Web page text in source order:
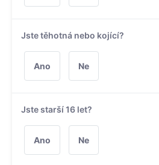
Jste těhotná nebo kojící?
Ano Ne
Jste starší 16 let?
Ano Ne